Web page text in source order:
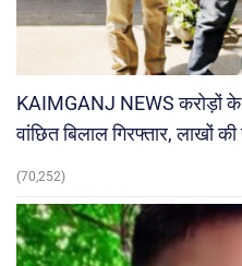
KAIMGANJ NEWS करोड़ों के
वांछित बिलाल गिरफ्तार, लाखों
(70,252)